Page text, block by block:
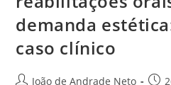
demanda
caso clínico
João de Andrade Neto